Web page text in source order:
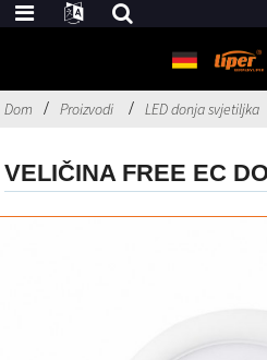
Dom Proizvodi LED donja svjetiljka
VELIČINA FREE EC